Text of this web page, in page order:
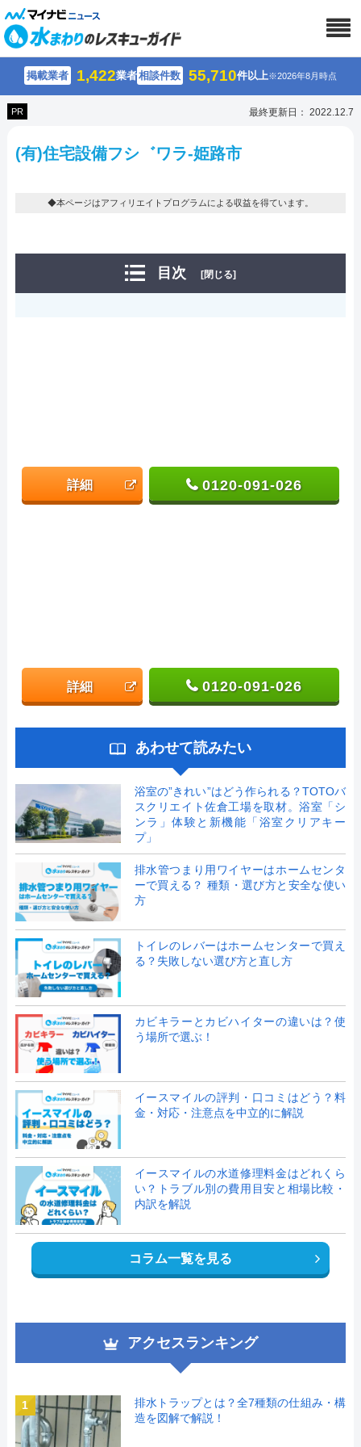
掲載業者 1,422業者相談件数 55,710件以上※2026年8月時点
PR 最終更新日： 2022.12.7
(有)住宅設備フシ゛ワラ-姫路市
◆本ページはアフィリエイトプログラムによる収益を得ています。
目次 [閉じる]
詳細 0120-091-026
詳細 0120-091-026
あわせて読みたい
浴室の”きれい”はどう作られる？TOTOバ
スクリエイト佐倉工場を取材。浴室「シ
ンラ」体験と新機能「浴室クリアキー
プ」
排水管つまり用ワイヤーはホームセンタ
ーで買える？ 種類・選び方と安全な使い
方
トイレのレバーはホームセンターで買え
る？失敗しない選び方と直し方
カビキラーとカビハイターの違いは？使
う場所で選ぶ！
イースマイルの評判・口コミはどう？料
金・対応・注意点を中立的に解説
イースマイルの水道修理料金はどれくら
い？トラブル別の費用目安と相場比較・
内訳を解説
コラム一覧を見る
アクセスランキング
1
排水トラップとは？全7種類の仕組み・構
造を図解で解説！